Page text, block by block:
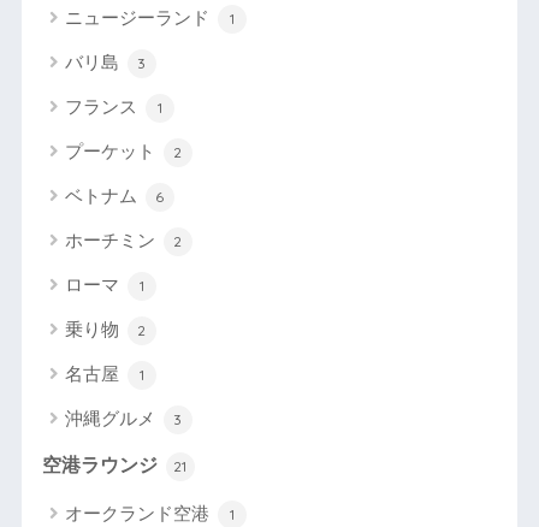
ニュージーランド 1
バリ島 3
フランス 1
プーケット 2
ベトナム 6
ホーチミン 2
ローマ 1
乗り物 2
名古屋 1
沖縄グルメ 3
空港ラウンジ 21
オークランド空港 1